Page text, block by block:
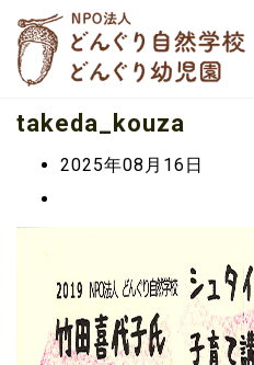
takeda_kouza
2025年08月16日